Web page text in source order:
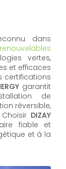
dans
vertes,
et efficaces
certifications
garantit
de
réversible,
DIZAY
fiable et
et à la